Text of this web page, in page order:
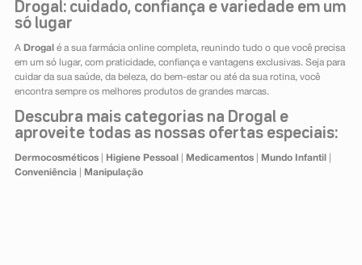
Drogal: cuidado, confiança e variedade em um
só lugar
A Drogal é a sua farmácia online completa, reunindo tudo o que você precisa
em um só lugar, com praticidade, confiança e vantagens exclusivas. Seja para
cuidar da sua saúde, da beleza, do bem-estar ou até da sua rotina, você
encontra sempre os melhores produtos de grandes marcas.
Descubra mais categorias na Drogal e
aproveite todas as nossas ofertas especiais:
Dermocosméticos| Higiene Pessoal Medicamentos| Mundo Infantil
Conveniência| Manipulação